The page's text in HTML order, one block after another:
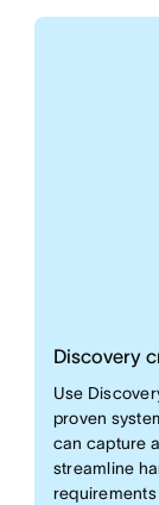
Discovery
Use
proven
can capture
streamline